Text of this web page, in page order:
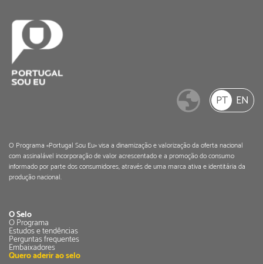
PT EN
O Programa «Portugal Sou Eu» visa a dinamização e valorização da oferta nacional
com assinalável incorporação de valor acrescentado e a promoção do consumo
informado por parte dos consumidores, através de uma marca ativa e identitária da
produção nacional.
O Selo
O Programa
Estudos e tendências
Perguntas frequentes
Embaixadores
Quero aderir ao selo